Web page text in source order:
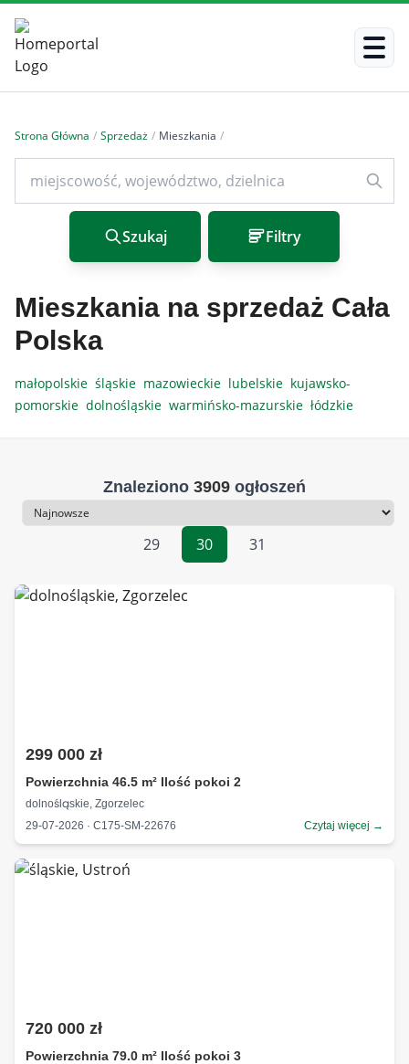
Strona Główna / Sprzedaż / Mieszkania /
Szukaj Filtry
Mieszkania na sprzedaż Cała
Polska
małopolskie śląskie mazowieckie lubelskie kujawsko-
pomorskie dolnośląskie warmińsko-mazurskie łódzkie
Znaleziono 3909 ogłoszeń
Sortowanie
29
30 31
299 000 zł
Powierzchnia 46.5 m² Ilość pokoi 2
dolnośląskie, Zgorzelec
29-07-2026 · C175-SM-22676
Czytaj więcej →
720 000 zł
Powierzchnia 79.0 m² Ilość pokoi 3